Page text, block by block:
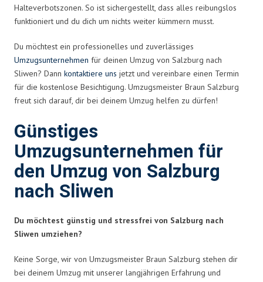
Halteverbotszonen. So ist sichergestellt, dass alles reibungslos
funktioniert und du dich um nichts weiter kümmern musst.
Du möchtest ein professionelles und zuverlässiges
Umzugsunternehmen für deinen Umzug von Salzburg nach
Sliwen? Dann kontaktiere uns jetzt und vereinbare einen Termin
für die kostenlose Besichtigung. Umzugsmeister Braun Salzburg
freut sich darauf, dir bei deinem Umzug helfen zu dürfen!
Günstiges
Umzugsunternehmen für
den Umzug von Salzburg
nach Sliwen
Du möchtest günstig und stressfrei von Salzburg nach
Sliwen umziehen?
Keine Sorge, wir von Umzugsmeister Braun Salzburg stehen dir
bei deinem Umzug mit unserer langjährigen Erfahrung und